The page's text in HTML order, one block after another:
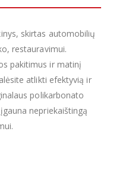
skirtas automobilių
restauravimui.
pakitimus ir matinį
atlikti efektyvią ir
polikarbonato
nepriekaištingą